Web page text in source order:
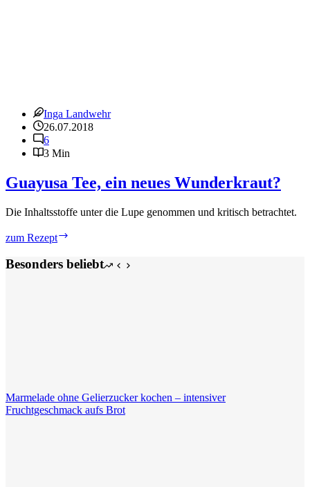
Inga Landwehr
26.07.2018
6
3 Min
Guayusa Tee, ein neues Wunderkraut?
Die Inhaltsstoffe unter die Lupe genommen und kritisch betrachtet.
zum Rezept
ein
neues
Besonders beliebt
Marmelade ohne Gelierzucker kochen – intensiver
Fruchtgeschmack aufs Brot